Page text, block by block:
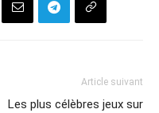
Article suivant
Les plus célèbres jeux sur